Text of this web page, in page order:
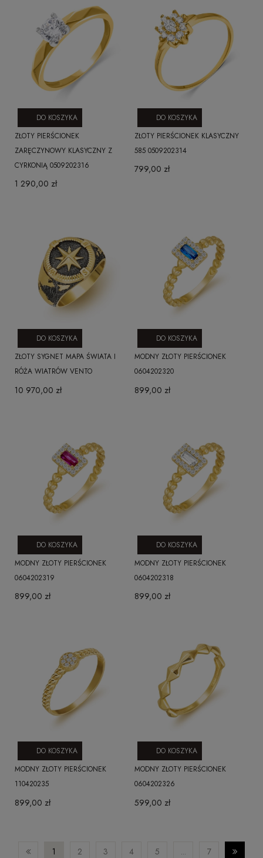
ZŁOTY PIERŚCIONEK
ZARĘCZYNOWY KLASYCZNY Z
CYRKONIĄ 0509202316
1 290,00 zł
DO KOSZYKA
ZŁOTY PIERŚCIONEK KLASYCZNY
585 0509202314
799,00 zł
DO KOSZYKA
ZŁOTY SYGNET MAPA ŚWIATA I
RÓŻA WIATRÓW VENTO
10 970,00 zł
DO KOSZYKA
MODNY ZŁOTY PIERŚCIONEK
0604202320
899,00 zł
DO KOSZYKA
MODNY ZŁOTY PIERŚCIONEK
0604202319
899,00 zł
DO KOSZYKA
MODNY ZŁOTY PIERŚCIONEK
0604202318
899,00 zł
DO KOSZYKA
MODNY ZŁOTY PIERŚCIONEK
110420235
899,00 zł
DO KOSZYKA
MODNY ZŁOTY PIERŚCIONEK
0604202326
599,00 zł
DO KOSZYKA
1 2 3 4 5 ... 7